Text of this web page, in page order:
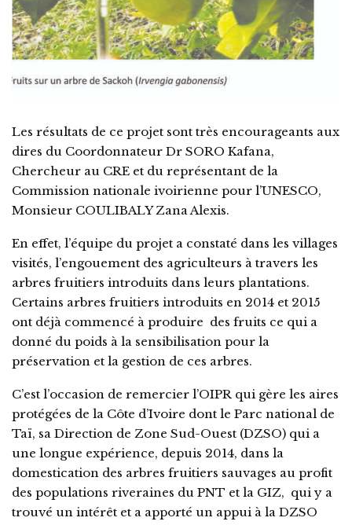
Les résultats de ce projet sont très encourageants aux
dires du Coordonnateur Dr SORO Kafana,
Chercheur au CRE et du représentant de la
Commission nationale ivoirienne pour l’UNESCO,
Monsieur COULIBALY Zana Alexis.
En effet, l’équipe du projet a constaté dans les villages
visités, l’engouement des agriculteurs à travers les
arbres fruitiers introduits dans leurs plantations.
Certains arbres fruitiers introduits en 2014 et 2015
ont déjà commencé à produire des fruits ce qui a
donné du poids à la sensibilisation pour la
préservation et la gestion de ces arbres.
C’est l’occasion de remercier l’OIPR qui gère les aires
protégées de la Côte d’Ivoire dont le Parc national de
Taï, sa Direction de Zone Sud-Ouest (DZSO) qui a
une longue expérience, depuis 2014, dans la
domestication des arbres fruitiers sauvages au profit
des populations riveraines du PNT et la GIZ, qui y a
trouvé un intérêt et a apporté un appui à la DZSO